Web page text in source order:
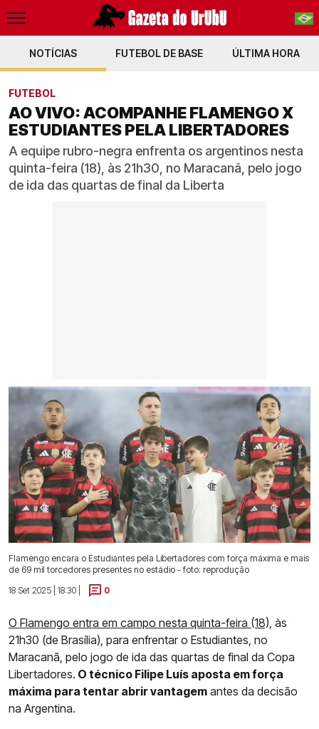
PT-BR
NOTÍCIAS FUTEBOL DE BASE ÚLTIMA HORA
FUTEBOL
AO VIVO: ACOMPANHE FLAMENGO X
ESTUDIANTES PELA LIBERTADORES
A equipe rubro-negra enfrenta os argentinos nesta
quinta-feira (18), às 21h30, no Maracanã, pelo jogo
de ida das quartas de final da Liberta
Flamengo encara o Estudiantes pela Libertadores com força máxima e mais
de 69 mil torcedores presentes no estádio - foto: reprodução
18 Set 2025 | 18:30 |
0
O Flamengo entra em campo nesta quinta-feira (18), às
21h30 (de Brasília), para enfrentar o Estudiantes, no
Maracanã, pelo jogo de ida das quartas de final da Copa
Libertadores. O técnico Filipe Luís aposta em força
máxima para tentar abrir vantagem antes da decisão
na Argentina.